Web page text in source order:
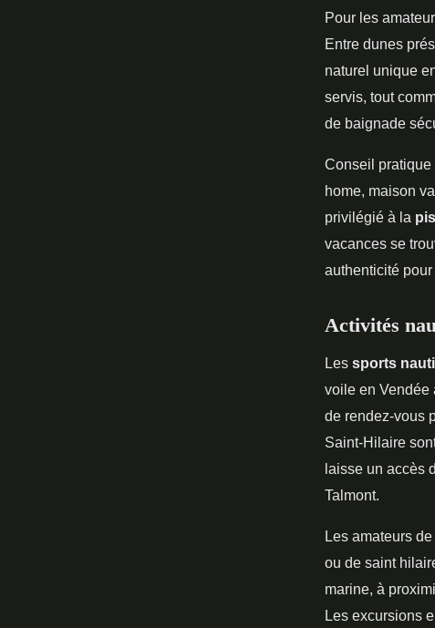
Pour les
Entre dunes
naturel unique
servis, tout
de baignade
Conseil pratique
home, maison
privilégié à la
vacances se
authenticité
Activités
Les sports
voile en Vendée
de rendez-vous
Saint-Hilaire
laisse un accès
Talmont.
Les amateurs
ou de saint
marine, à
Les excursions